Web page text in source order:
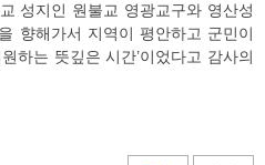
성지인 원불교 영광교구와 영산성
향해가서 지역이 평안하고 군민이
하는 뜻깊은 시간’이었다고 감사의